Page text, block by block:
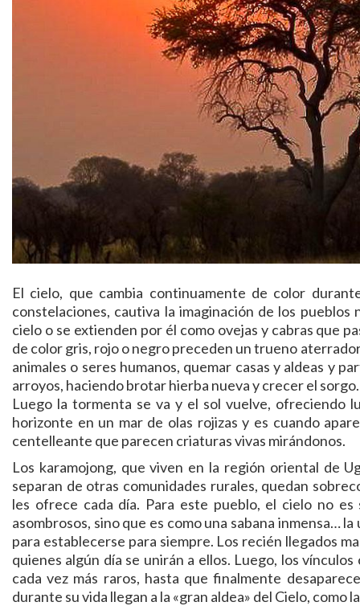
El cielo, que cambia continuamente de color
constelaciones, cautiva la imaginación de los
cielo o se extienden por él como ovejas y cabras que
de color gris, rojo o negro preceden un trueno
animales o seres humanos, quemar casas y aldeas y
arroyos, haciendo brotar hierba nueva y crecer el sorgo.
Luego la tormenta se va y el sol vuelve, ofreciendo
horizonte en un mar de olas rojizas y es cuando
centelleante que parecen criaturas vivas mirándonos.
Los karamojong, que viven en la región oriental de
separan de otras comunidades rurales, quedan
les ofrece cada día. Para este pueblo, el cielo no
asombrosos, sino que es como una sabana inmensa…
para establecerse para siempre. Los recién llegados
quienes algún día se unirán a ellos. Luego, los
cada vez más raros, hasta que finalmente
durante su vida llegan a la «gran aldea» del Cielo, como